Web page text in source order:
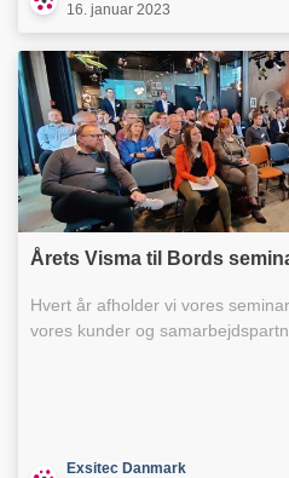
16. januar 2023
Årets Visma til Bords
Hvert år afholder vi vores
vores kunder og
Exsitec Danmark